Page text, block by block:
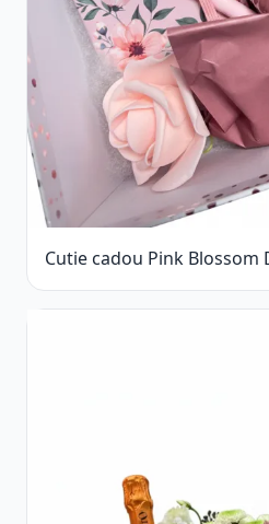
Cutie cadou Pink Blossom